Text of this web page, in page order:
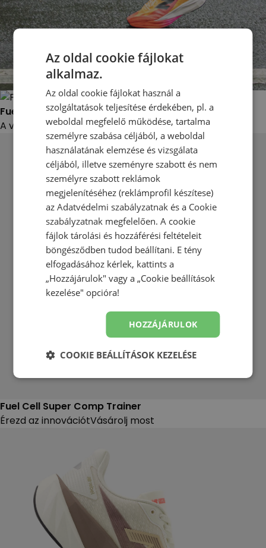
Fuel Cell Super Comp Elite
A versenynapra készültVásárolj most
Fuel Cell Super Comp Trainer
Érezd az innovációtVásárolj most
Az oldal cookie fájlokat
alkalmaz.
Az oldal cookie fájlokat használ a
szolgáltatások teljesítése érdekében, pl. a
weboldal megfelelő működése, tartalma
személyre szabása céljából, a weboldal
használatának elemzése és vizsgálata
céljából, illetve szeményre szabott és nem
személyre szabott reklámok
megjelenítéséhez (reklámprofil készítese)
azAdatvédelmi szabályzatnak és a Cookie
szabályzatnak megfelelően. A cookie
fájlok tárolási és hozzáférési feltételeit
böngésződben tudod beállítani. E tény
elfogadásához kérlek, kattints a
„Hozzájárulok" vagy a „Cookie beállítások
kezelése" opcióra!
HOZZÁJÁRULOK
COOKIE BEÁLLÍTÁSOK KEZELÉSE